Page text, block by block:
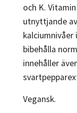
och K.
utnyttjande
bibehålla
innehåller
Vegansk.